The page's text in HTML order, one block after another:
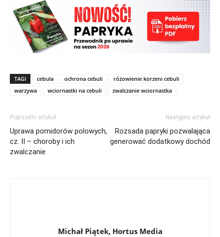
TAGI cebula ochrona cebuli
różowienie korzeni cebuli
warzywa
wciornastki na cebuli zwalczanie wciornastka
Poprzedni artykuł
Uprawa pomidorów polowych,
cz. II – choroby i ich
zwalczanie
Następny artykuł
Rozsada papryki pozwalająca
generować dodatkowy dochód
Michał Piątek, Hortus Media